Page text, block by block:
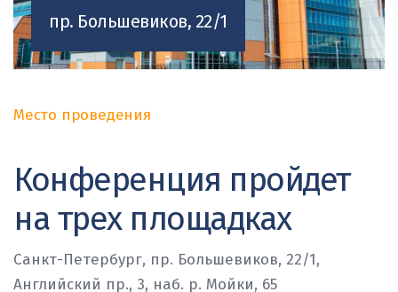
пр. Большевиков, 22/1
Место проведения
Конференция пройдет
на трех площадках
Санкт-Петербург, пр. Большевиков, 22/1,
Английский пр., 3, наб. р. Мойки, 65